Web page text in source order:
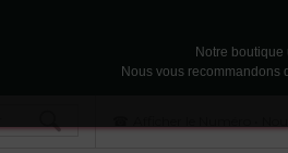
Notre
Nous vous recommandons